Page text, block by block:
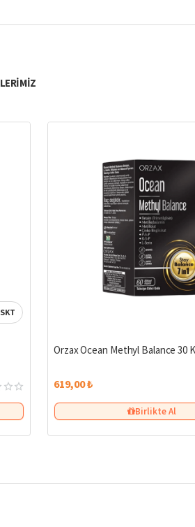
SKT
Orzax Ocean Methyl Balance 30
619,00 ₺
Birlikte Al